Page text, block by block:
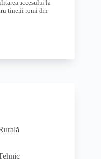
accesului la
tinerii romi din